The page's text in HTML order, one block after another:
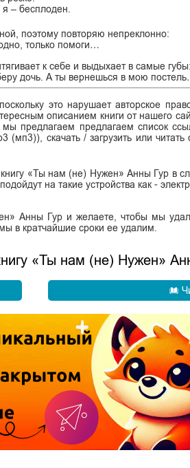
– бесплоден.
поэтому повторяю непреклонно:
только помоги…
к себе и выдыхает в самые губы:
дочь. А ты вернешься в мою
это нарушает авторское
описанием книги от нашего
предлагаем предлагаем список
(мп3)), скачать / загрузить или
книгу «Ты нам (не) Нужен» Анны Гур
на такие устройства как -
Анны Гур и желаете, чтобы мы
в кратчайшие сроки ее удалим.
«Ты нам (не) Нужен»